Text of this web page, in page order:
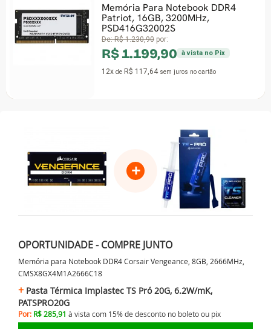
Memória Para Notebook DDR4
Patriot, 16GB, 3200MHz,
PSD416G32002S
De:R$ 1.230,90 por:
R$ 1.199,90 à vista no Pix
12x de R$ 117,64sem juros no cartão
+
OPORTUNIDADE - COMPRE JUNTO
Memória para Notebook DDR4 Corsair Vengeance, 8GB, 2666MHz,
CMSX8GX4M1A2666C18
Pasta Térmica Implastec TS Pró 20G, 6.2W/mK,
PATSPRO20G
Por: R$ 285,91 à vista com 15% de desconto no boleto ou pix